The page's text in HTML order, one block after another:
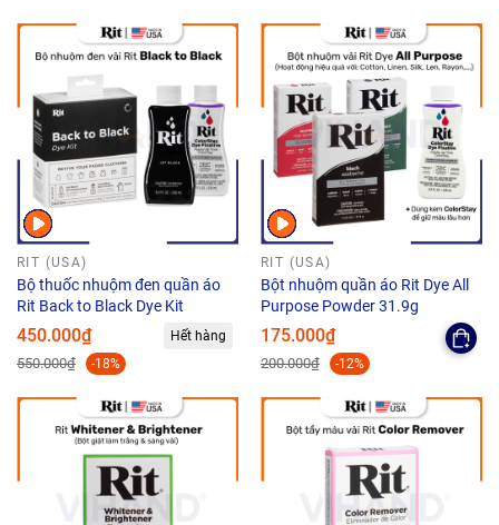
RIT (USA)
Bộ thuốc nhuộm đen quần áo
Rit Back to Black Dye Kit
450.000₫
550.000₫ -18%
Hết hàng
RIT (USA)
Bột nhuộm quần áo Rit Dye All
Purpose Powder 31.9g
175.000₫
200.000₫ -12%